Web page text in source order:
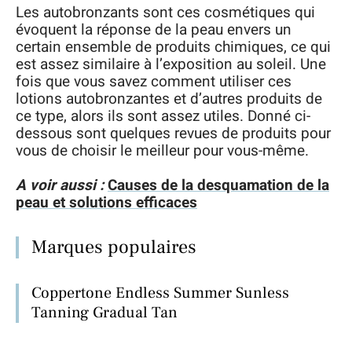
Les autobronzants sont ces cosmétiques qui
évoquent la réponse de la peau envers un
certain ensemble de produits chimiques, ce qui
est assez similaire à l’exposition au soleil. Une
fois que vous savez comment utiliser ces
lotions autobronzantes et d’autres produits de
ce type, alors ils sont assez utiles. Donné ci-
dessous sont quelques revues de produits pour
vous de choisir le meilleur pour vous-même.
A voir aussi :Causes de la desquamation de la
peau et solutions efficaces
Marques populaires
Coppertone Endless Summer Sunless
Tanning Gradual Tan